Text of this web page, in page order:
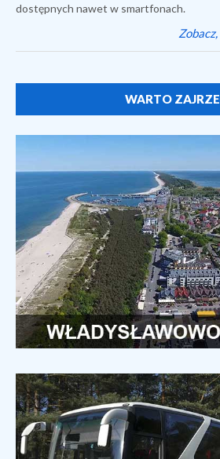
dostępnych nawet w smartfonach.
WARTO